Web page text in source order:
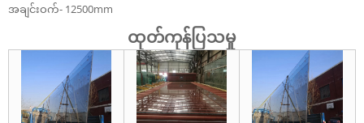
အချင်းဝက်- 12500mm
ထုတ်ကုန်ပြသမှု